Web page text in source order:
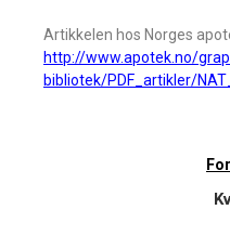
Artikkelen hos Norges
http://www.apotek.no/
bibliotek/PDF_artikler/